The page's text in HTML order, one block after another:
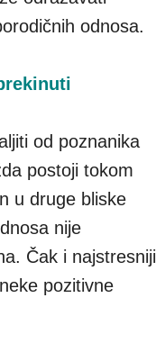
odnosa.
od poznanika
postoji tokom
u druge bliske
nije
Čak i najstresniji
pozitivne